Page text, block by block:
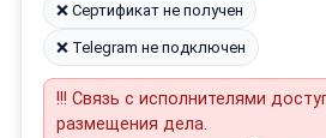
❌ Сертификат не получен
❌ Telegram не подключен
!!! Связь с исполнителями
размещения дела.